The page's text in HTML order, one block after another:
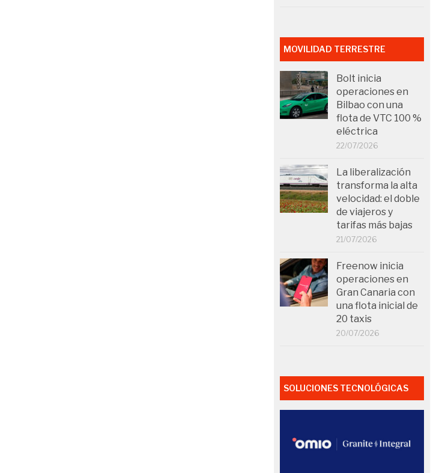
MOVILIDAD TERRESTRE
Bolt inicia
operaciones en
Bilbao con una
flota de VTC 100 %
eléctrica
22/07/2026
La liberalización
transforma la alta
velocidad: el doble
de viajeros y
tarifas más bajas
21/07/2026
Freenow inicia
operaciones en
Gran Canaria con
una flota inicial de
20 taxis
20/07/2026
SOLUCIONES TECNOLÓGICAS